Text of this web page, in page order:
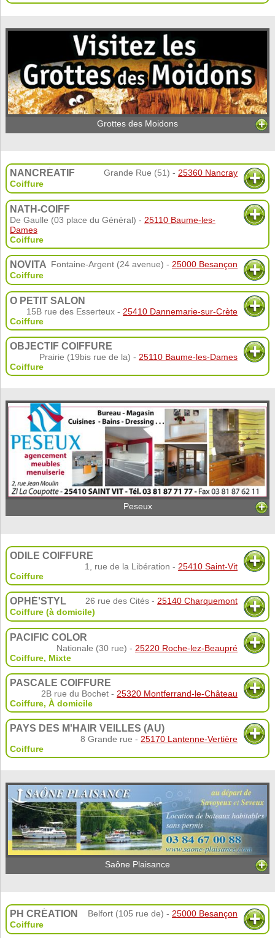
Grottes des Moidons
NANCRÉATIF Grande Rue (51) - 25360 Nancray
Coiffure
NATH-COIFF
De Gaulle (03 place du Général) - 25110 Baume-les-
Dames
Coiffure
NOVITA Fontaine-Argent (24 avenue) - 25000 Besançon
Coiffure
O PETIT SALON
15B rue des Esserteux - 25410 Dannemarie-sur-Crète
Coiffure
OBJECTIF COIFFURE
Prairie (19bis rue de la) - 25110 Baume-les-Dames
Coiffure
Peseux
ODILE COIFFURE
1, rue de la Libération - 25410 Saint-Vit
Coiffure
OPHÉ'STYL 26 rue des Cités - 25140 Charquemont
Coiffure (à domicile)
PACIFIC COLOR
Nationale (30 rue) - 25220 Roche-lez-Beaupré
Coiffure, Mixte
PASCALE COIFFURE
2B rue du Bochet - 25320 Montferrand-le-Château
Coiffure, À domicile
PAYS DES M'HAIR VEILLES (AU)
8 Grande rue - 25170 Lantenne-Vertière
Coiffure
Saône Plaisance
PH CRÉATION Belfort (105 rue de) - 25000 Besançon
Coiffure